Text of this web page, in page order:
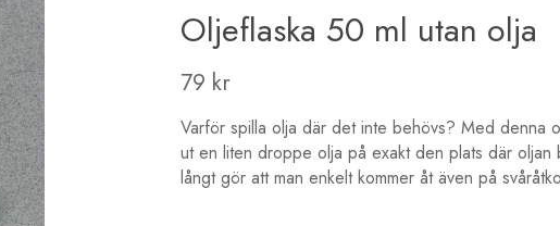
Oljeflaska 50 ml utan olja
79 kr
Varför spilla olja där det inte behövs? Med denna
ut en liten droppe olja på exakt den plats där oljan
långt gör att man enkelt kommer åt även på